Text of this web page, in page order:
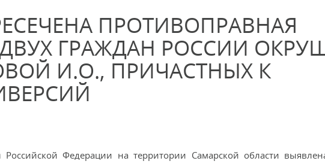
ПРОТИВОПРАВНАЯ
ГРАЖДАН РОССИИ
И.О., ПРИЧАСТНЫХ К
Российской Федерации на территории Самарской области